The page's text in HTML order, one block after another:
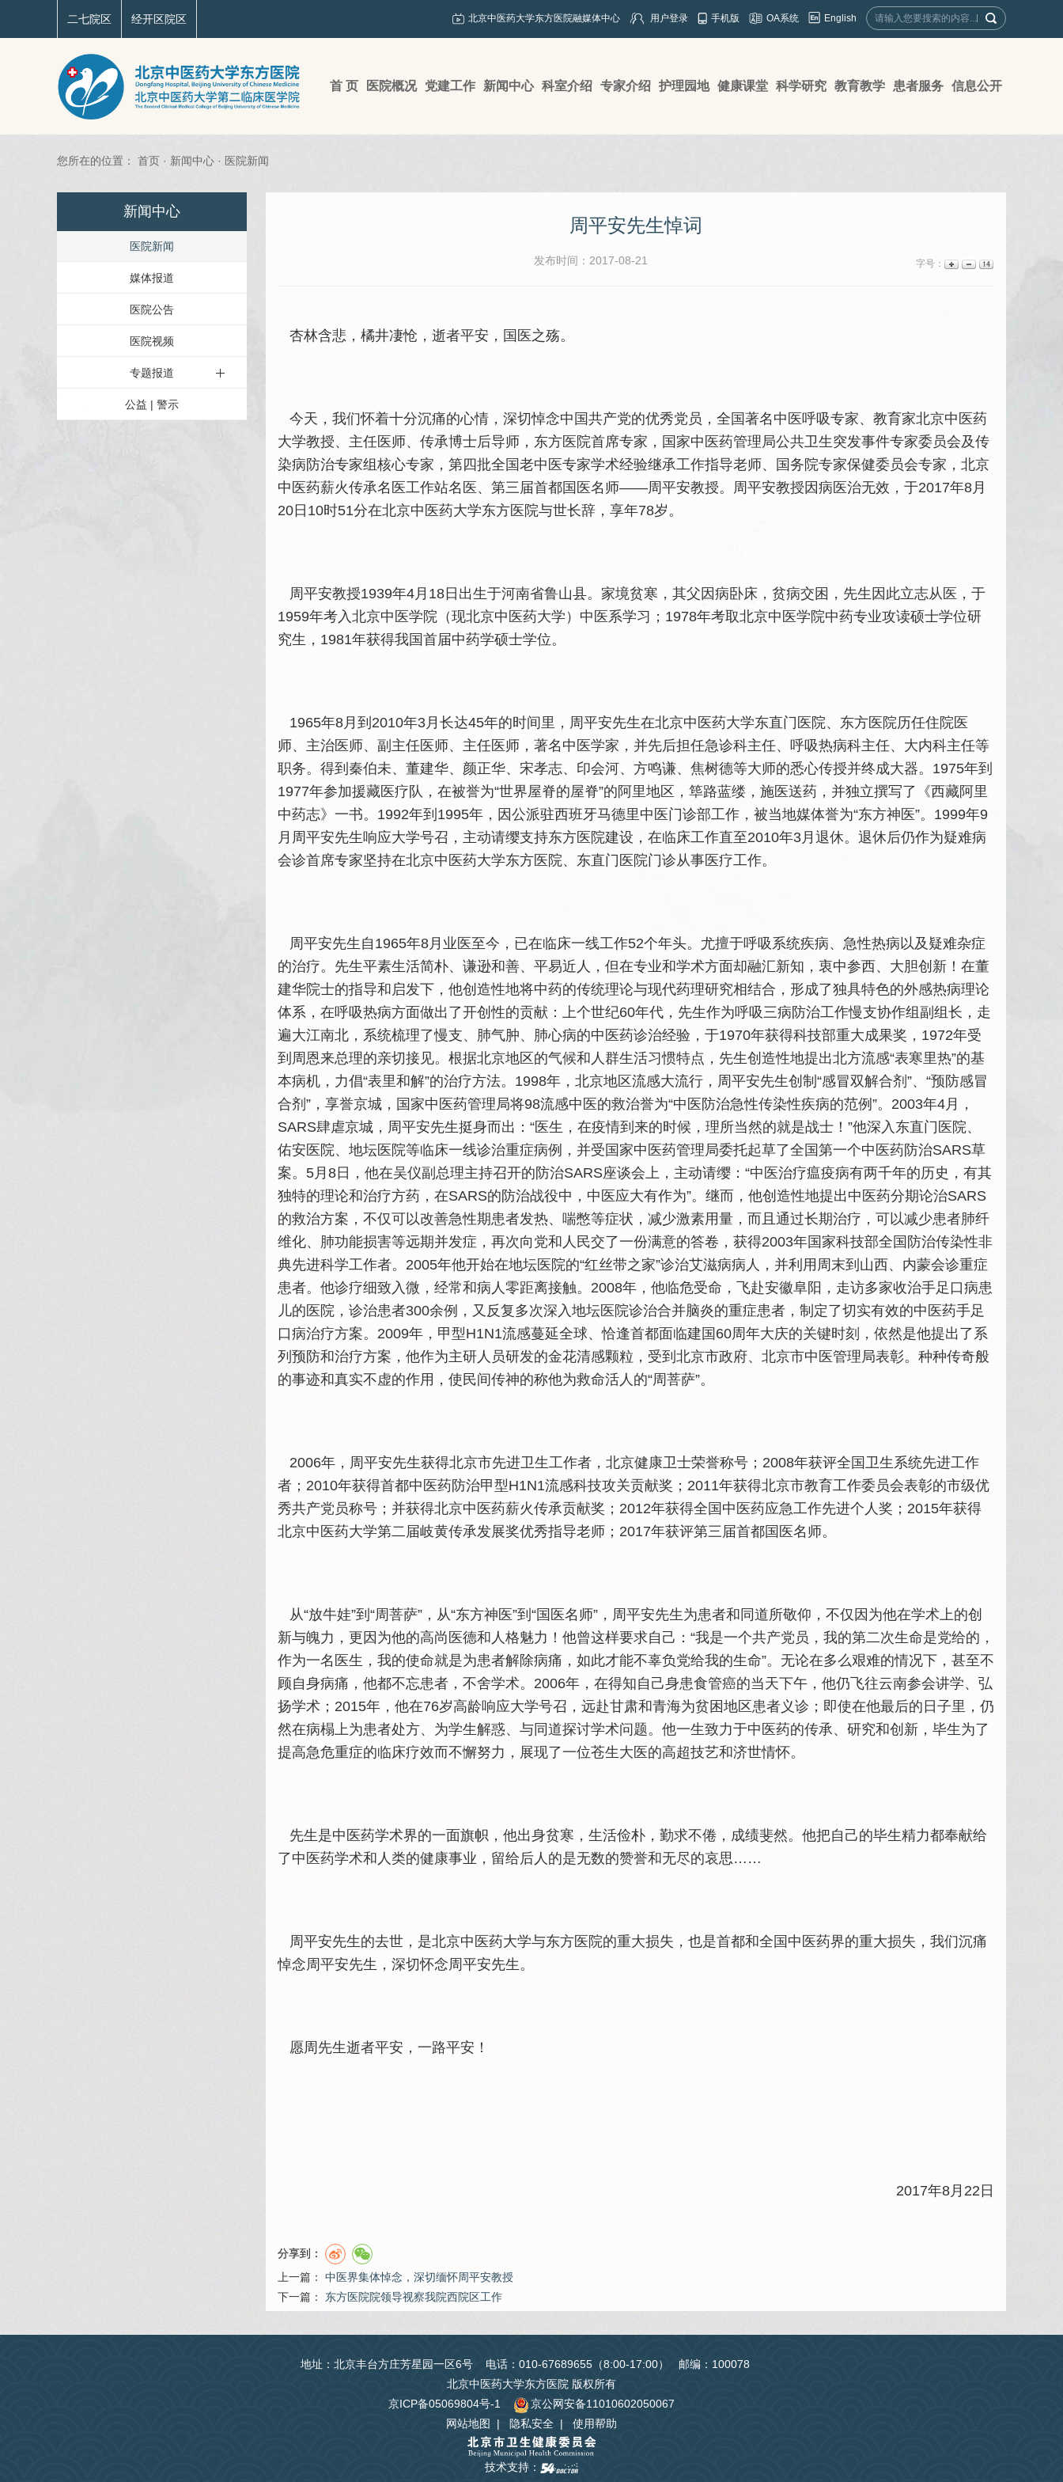
二七院区 经开区院区 北京中医药大学东方医院融媒体中心 用户登录 手机版 OA系统 English
首 页 医院概况 党建工作 新闻中心 科室介绍 专家介绍 护理园地 健康课堂 科学研究 教育教学 患者服务 信息公开
您所在的位置： 首页 · 新闻中心 · 医院新闻
新闻中心
医院新闻
媒体报道
医院公告
医院视频
专题报道
公益 | 警示
周平安先生悼词
发布时间：2017-08-21 字号：
杏林含悲，橘井凄怆，逝者平安，国医之殇。
今天，我们怀着十分沉痛的心情，深切悼念中国共产党的优秀党员，全国著名中医呼吸专家、教育家北京中医药
大学教授、主任医师、传承博士后导师，东方医院首席专家，国家中医药管理局公共卫生突发事件专家委员会及传
染病防治专家组核心专家，第四批全国老中医专家学术经验继承工作指导老师、国务院专家保健委员会专家，北京
中医药薪火传承名医工作站名医、第三届首都国医名师——周平安教授。周平安教授因病医治无效，于2017年8月
20日10时51分在北京中医药大学东方医院与世长辞，享年78岁。
周平安教授1939年4月18日出生于河南省鲁山县。家境贫寒，其父因病卧床，贫病交困，先生因此立志从医，于
1959年考入北京中医学院（现北京中医药大学）中医系学习；1978年考取北京中医学 院中药专业攻读硕士学位研
究生，1981年获得我国首届中药学硕士学位。
1965年8月到2010年3月长达45年的时间里，周平安先生在北京中医药大学东直门医院、东方医院历任住院医
师、主治医师、副主任医师、主任医师，著名中医学家，并先后担任急诊科主任、 呼吸热病科主任、大内科主任等
职务。得到秦伯未、董建华、颜正华、宋孝志、印会河、方鸣谦、焦树德等大师的悉心传授并终成大器。1975年到
1977年参加援藏医疗队，在被誉为“世界屋脊的屋脊”的阿里地区，筚路蓝缕，施医送药，并独立撰写了《西藏阿里
中药志》一书。1992年到1995年，因公派驻西班牙马德里中医门诊部工作，被当地媒体誉为“东方神医”。1999年9
月周平安先生响应大学号召，主动请缨支持东方医院建设，在临床工作直至2010年3月退休。退休后仍作为疑难病
会诊首席专家坚持在北京中医药大学东方医院、东直门医院门诊从事医疗工作。
周平安先生自1965年8月业医至今，已在临床一线工作52个年头。尤擅于呼吸系统疾病、急性热病以及疑难杂症
的治疗。先生平素生活简朴、谦逊和善、平易近人，但在专业和学术方面却融汇新知，衷中参西、大胆创新！在董
建华院士的指导和启发下，他创造性地将中药的传统理论与现代药理研究相结合，形成了独具特色的外感热病理论
体系，在呼吸热病方面做出了开创性的贡献：上个世纪60年代，先生作为呼吸三病防治工作慢支协作组副组长，走
遍大江南北，系统梳理了慢支、肺气肿、肺心病的中医药诊治经验，于1970年获得科技部重大成果奖，1972年受
到周恩来总理的亲切接见。根据北京地区的气候和人群生活习惯特点，先生创造性地提出北方流感“表寒里热”的基
本病机，力倡“表里和解”的治疗方法。1998年，北京地区流感大流行，周平安先生创制“感冒双解合剂”、“预防感冒
合剂”，享誉京城，国家中医药管理局将98流感中医的救治誉为“中医防治急性传染性疾病的范例”。2003年4月，
SARS肆虐京城，周平安先生挺身而出：“医生，在疫情到来的时候，理所当然的就是战士！”他深入东直门医院、
佑安医院、地坛医院等临床一线诊治重症病例，并受国家中医药管理局委托起草了全国第一个中医药防治SARS草
案。5月8日，他在吴仪副总理主持召开的防治SARS座谈会上，主动请缨：“中医治疗瘟疫病有两千年的历史，有其
独特的理论和治疗方药，在SARS的防治战役中，中医应大有作为”。继而，他创造性地提出中医药分期论治SARS
的救治方案，不仅可以改善急性期患者发热、喘憋等症状，减少激素用量，而且通过长期治疗，可以减少患者肺纤
维化、肺功能损害等远期并发症，再次向党和人民交了一份满意的答卷，获得2003年国家科技部全国防治传染性非
典先进科学工作者。2005年他开始在地坛医院的“红丝带之家”诊治艾滋病病人，并利用周末到山西、内蒙会诊重症
患者。他诊疗细致入微，经常和病人零距离接触。2008年，他临危受命，飞赴安徽阜阳，走访多家收治手足口病患
儿的医院，诊治患者300余例，又反复多次深入地坛医院诊治合并脑炎的重症患者，制定了切实有效的中医药手足
口病治疗方案。2009年，甲型H1N1流感蔓延全球、恰逢首都面临建国60周年大庆的关键时刻，依然是他提出了系
列预防和治疗方案，他作为主研人员研发的金花清感颗粒，受到北京市政府、北京市中医管理局表彰。种种传奇般
的事迹和真实不虚的作用，使民间传神的称他为救命活人的“周菩萨”。
2006年，周平安先生获得北京市先进卫生工作者，北京健康卫士荣誉称号；2008年获评全国卫生系统先进工作
者；2010年获得首都中医药防治甲型H1N1流感科技攻关贡献奖；2011年获得北京市教育工作委员会表彰的市级优
秀共产党员称号；并获得北京中医药薪火传承贡献奖；2012年获得全国中医药应急工作先进个人奖；2015年获得
北京中医药大学第二届岐黄传承发展奖优秀指导老师；2017年获评第三届首都国医名师。
从“放牛娃”到“周菩萨”，从“东方神医”到“国医名师”，周平安先生为患者和同道所敬仰，不仅因为他在学术上的创
新与魄力，更因为他的高尚医德和人格魅力！他曾这样要求自己：“我是一个共产党员，我的第二次生命是党给的，
作为一名医生，我的使命就是为患者解除病痛，如此才能不辜负党给我的生命”。无论在多么艰难的情况下，甚至不
顾自身病痛，他都不忘患者，不舍学术。2006年，在得知自己身患食管癌的当天下午，他仍飞往云南参会讲学、弘
扬学术；2015年，他在76岁高龄响应大学号召，远赴甘肃和青海为贫困地区患者义诊；即使在他最后的日子里，仍
然在病榻上为患者处方、为学生解惑、与同道探讨学术问题。他一生致力于中医药的传承、研究和创新，毕生为了
提高急危重症的临床疗效而不懈努力，展现了一位苍生大医的高超技艺和济世情怀。
先生是中医药学术界的一面旗帜，他出身贫寒，生活俭朴，勤求不倦，成绩斐然。他把自己的毕生精力都奉献给
了中医药学术和人类的健康事业，留给后人的是无数的赞誉和无尽的哀思……
周平安先生的去世，是北京中医药大学与东方医院的重大损失，也是首都和全国中医药界的重大损失，我们沉痛
悼念周平安先生，深切怀念周平安先生。
愿周先生逝者平安，一路平安！
2017年8月22日
分享到：
上一篇：
中医界集体悼念，深切缅怀周平安教授
下一篇：
东方医院院领导视察我院西院区工作
地址：北京丰台方庄芳星园一区6号 电话：010-67689655（8:00-17:00） 邮编：100078
北京中医药大学东方医院 版权所有
京ICP备05069804号-1
京公网安备11010602050067
网站地图
| 隐私安全 | 使用帮助
技术支持：